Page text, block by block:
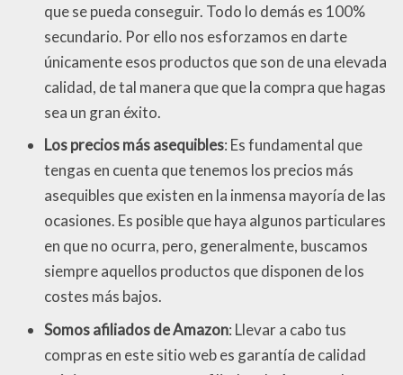
que se pueda conseguir. Todo lo demás es 100%
secundario. Por ello nos esforzamos en darte
únicamente esos productos que son de una elevada
calidad, de tal manera que que la compra que hagas
sea un gran éxito.
Los precios más asequibles: Es fundamental que
tengas en cuenta que tenemos los precios más
asequibles que existen en la inmensa mayoría de las
ocasiones. Es posible que haya algunos particulares
en que no ocurra, pero, generalmente, buscamos
siempre aquellos productos que disponen de los
costes más bajos.
Somos afiliados de Amazon: Llevar a cabo tus
compras en este sitio web es garantía de calidad